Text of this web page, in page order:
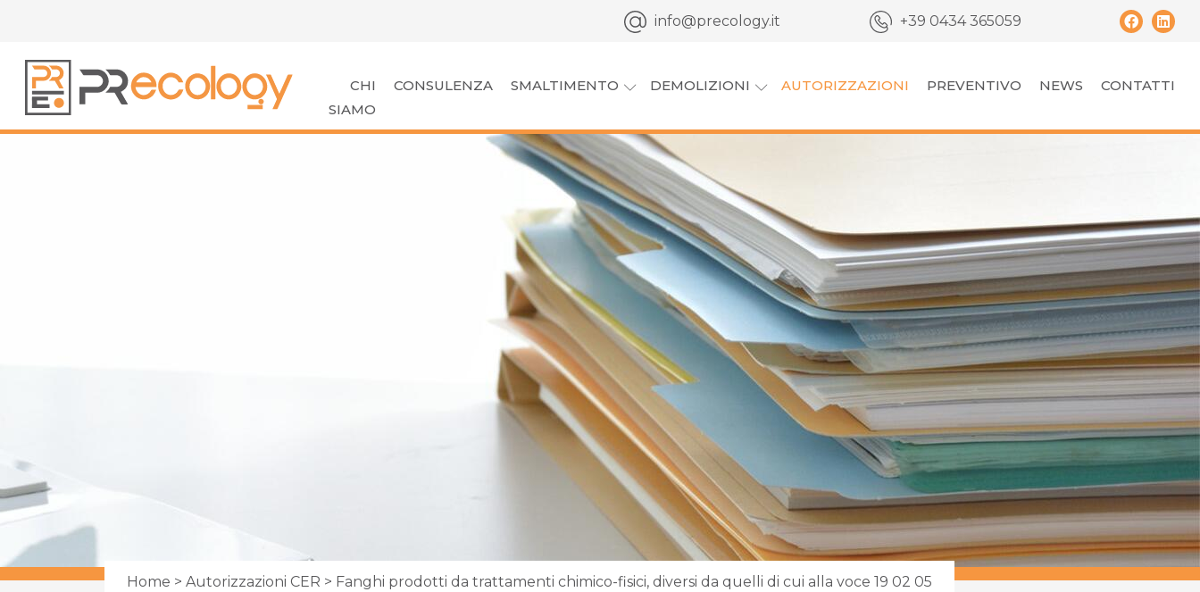
info@precology.it +39 0434 365059
CHI
SIAMO
CONSULENZA SMALTIMENTO DEMOLIZIONI AUTORIZZAZIONI PREVENTIVO NEWS CONTATTI
Home > Autorizzazioni CER > Fanghi prodotti da trattamenti chimico-fisici, diversi da quelli di cui alla voce 19 02 05